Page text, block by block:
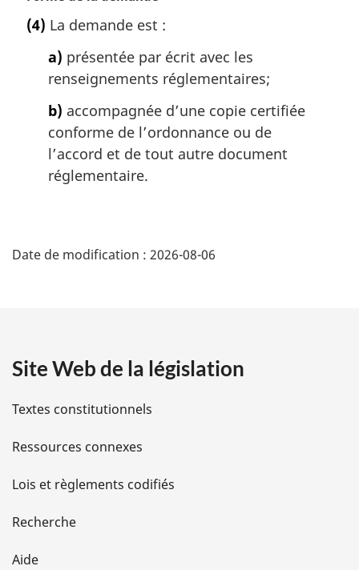
t
(4) La demande est :
a) présentée par écrit avec les
renseignements réglementaires;
b) accompagnée d’une copie certifiée
conforme de l’ordonnance ou de
l’accord et de tout autre document
réglementaire.
é
i
l
s
d
e
l
Date de modification : 2026-08-06
Site Web de la législation
Textes constitutionnels
Ressources connexes
Lois et règlements codifiés
Recherche
Aide